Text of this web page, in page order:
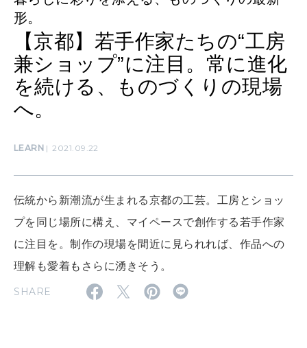
SUSTAINABLE
わたしができること
WORK&MONEY
MAGAZINE
特集
形。
【京都】若手作家たちの“工房
兼ショップ”に注目。常に進化
を続ける、ものづくりの現場
へ。
LEARN 2021.09.22
伝統から新潮流が生まれる京都の工芸。工房とショッ
プを同じ場所に構え、マイペースで創作する若手作家
に注目を。制作の現場を間近に見られれば、作品への
理解も愛着もさらに湧きそう。
SHARE